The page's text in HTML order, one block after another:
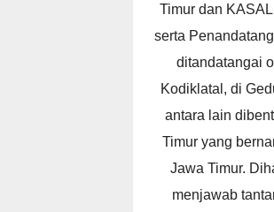
Timur dan
serta
ditandatangai
Kodiklatal, di
antara lain
Timur yang
Jawa Timur.
menjawab